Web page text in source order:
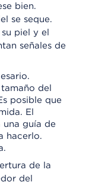
bien.
se seque.
piel y el
señales de
del
posible que
El
guía de
hacerlo.
de la
del